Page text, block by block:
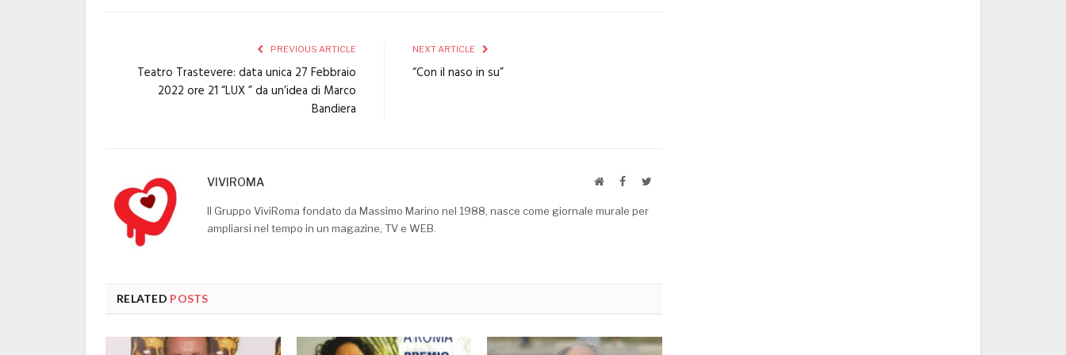
PREVIOUS ARTICLE
Teatro Trastevere: data unica 27 Febbraio
2022 ore 21 “LUX ” da un’idea di Marco
Bandiera
NEXT ARTICLE
“Con il naso in su”
VIVIROMA WebsiteFacebookTwitter
Il Gruppo ViviRoma fondato da Massimo Marino nel 1988, nasce come giornale murale per
ampliarsi nel tempo in un magazine, TV e WEB.
RELATED POSTS